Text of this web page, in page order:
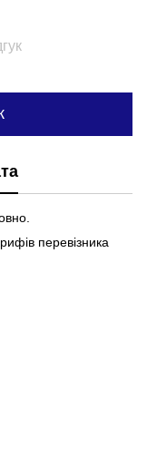
перевізника